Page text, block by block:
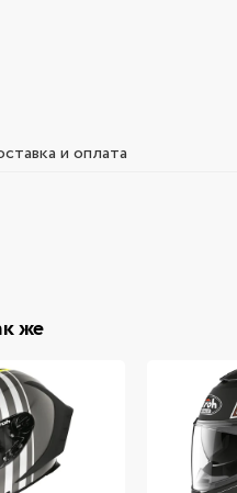
и оплата
же